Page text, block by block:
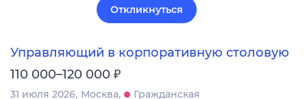
Откликнуться
Управляющий в корпоративную столовую
110 000–120 000 ₽
31 июля 2026 Москва
Гражданская